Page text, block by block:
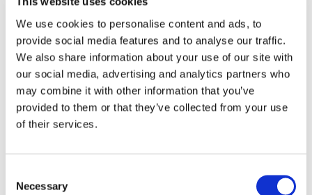
We use cookies to personalise content and ads, to
provide social media features and to analyse our traffic.
We also share information about your use of our site with
our social media, advertising and analytics partners who
may combine it with other information that you’ve
provided to them or that they’ve collected from your use
of their services.
Selection
Necessary
Nielen individuálne charakteristiky, ako je farba pleti,
telesná hmotnosť a životné podmienky zvyšujú riziko
nedostatku vitamínu D, vplyv majú aj rôzne štádiá
života. Nižšie uvádzame skupiny, v ktorých hrozí vyššie
riziko nízkeho stavu vitamínu D.